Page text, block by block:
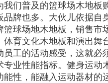
们普及的篮球场木地板
牌也多。大伙儿依据自
球场地木地板，销售市
体育文化木地板和演出舞
员工的活动感受，这就
业性能指标。健身运动
性，能融入运动器材的